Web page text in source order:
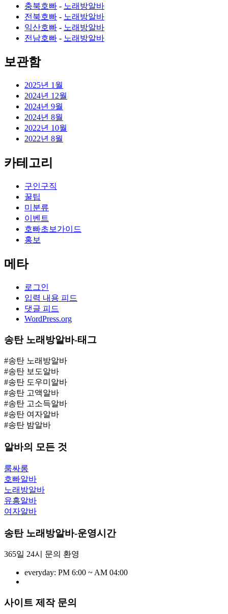
충북호빠 - 노래방알바
전북호빠 - 노래방알바
익산호빠 - 노래방알바
전남호빠 - 노래방알바
보관함
2025년 1월
2024년 12월
2024년 9월
2024년 8월
2022년 10월
2022년 8월
카테고리
구인구직
꿀팁
미분류
이벤트
호빠초보가이드
홍보
메타
로그인
입력 내용 피드
댓글 피드
WordPress.org
송탄 노래방알바-태그
#송탄 노래방알바
#송탄 보도알바
#송탄 도우미알바
#송탄 고액알바
#송탄 고소득알바
#송탄 여자알바
#송탄 밤알바
알바의 모든 것
룸싸롱
호빠알바
노래방알바
유흥알바
여자알바
송탄 노래방알바-운영시간
365일 24시 문의 환영
everyday: PM 6:00 ~ AM 04:00
사이트 제작 문의